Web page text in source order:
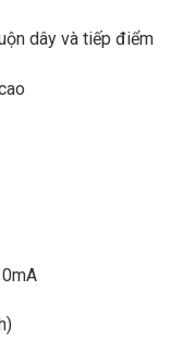
dây và tiếp điểm